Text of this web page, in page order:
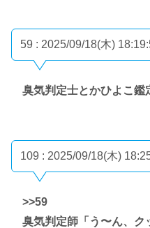
59 : 2025/09/18(木)
臭気判定士とかひよこ鑑
109 : 2025/09/18(木)
>>59
臭気判定師「う〜ん、ク